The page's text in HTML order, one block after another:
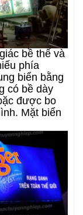
bề thế và
phía
biển bằng
có bề dày
được bo
Mặt biển